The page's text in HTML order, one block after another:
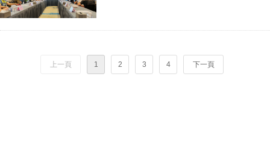
上一頁 1 2 3 4 下一頁